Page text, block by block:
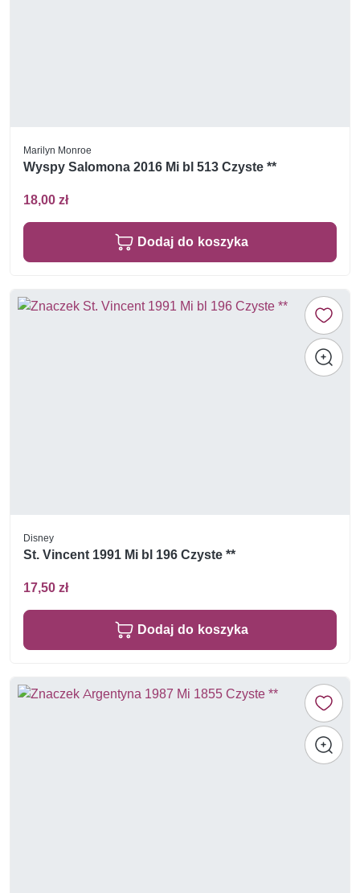
Marilyn Monroe
Wyspy Salomona 2016 Mi bl 513 Czyste **
18,00 zł
Dodaj do koszyka
Disney
St. Vincent 1991 Mi bl 196 Czyste **
17,50 zł
Dodaj do koszyka